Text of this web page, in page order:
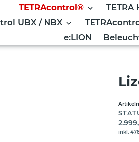
TETRAcontrol®
TETRA
UBX / NBX
e:LION
inkl.